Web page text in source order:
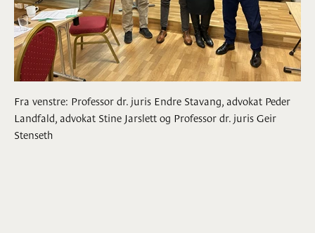
Fra venstre: Professor dr. juris Endre Stavang, advokat Peder
Landfald, advokat Stine Jarslett og Professor dr. juris Geir
Stenseth